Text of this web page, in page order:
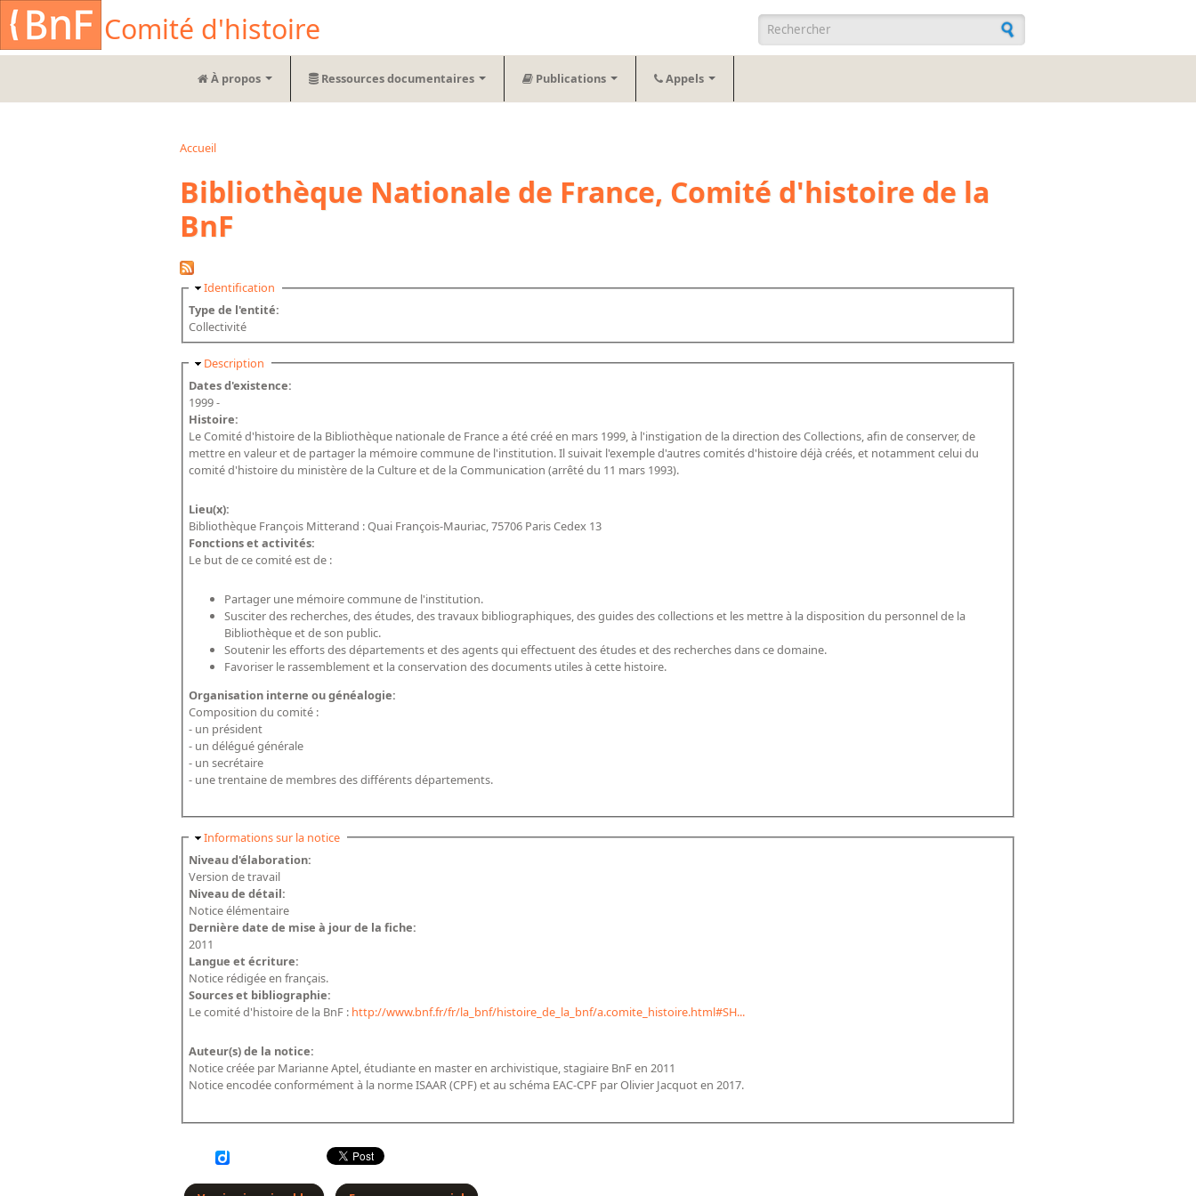
Aller au contenu principal
Comité d'histoire Formulaire de recherche
À propos Ressources documentaires Publications Appels
Accueil
Bibliothèque Nationale de France, Comité d'histoire de la
BnF
Masquer
Identification
Type de l'entité:
Collectivité
Masquer
Description
Dates d'existence:
1999 -
Histoire:
Le Comité d'histoire de la Bibliothèque nationale de France a été créé en mars 1999, à l'instigation de la direction des Collections, afin de conserver, de
mettre en valeur et de partager la mémoire commune de l'institution. Il suivait l'exemple d'autres comités d'histoire déjà créés, et notamment celui du
comité d'histoire du ministère de la Culture et de la Communication (arrêté du 11 mars 1993).
Lieu(x):
Bibliothèque François Mitterand : Quai François-Mauriac, 75706 Paris Cedex 13
Fonctions et activités:
Le but de ce comité est de :
Partager une mémoire commune de l'institution.
Susciter des recherches, des études, des travaux bibliographiques, des guides des collections et les mettre à la disposition du personnel de la
Bibliothèque et de son public.
Soutenir les efforts des départements et des agents qui effectuent des études et des recherches dans ce domaine.
Favoriser le rassemblement et la conservation des documents utiles à cette histoire.
Organisation interne ou généalogie:
Composition du comité :
- un président
- un délégué générale
- un secrétaire
- une trentaine de membres des différents départements.
Masquer
Informations sur la notice
Niveau d'élaboration:
Version de travail
Niveau de détail:
Notice élémentaire
Dernière date de mise à jour de la fiche:
2011
Langue et écriture:
Notice rédigée en français.
Sources et bibliographie:
Le comité d'histoire de la BnF : http://www.bnf.fr/fr/la_bnf/histoire_de_la_bnf/a.comite_histoire.html#SH...
Auteur(s) de la notice:
Notice créée par Marianne Aptel, étudiante en master en archivistique, stagiaire BnF en 2011
Notice encodée conformément à la norme ISAAR (CPF) et au schéma EAC-CPF par Olivier Jacquot en 2017.
Cookies management panel